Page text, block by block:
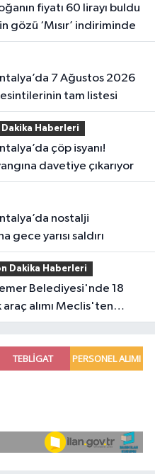
gözü ‘Mısır’ indiriminde
tam listesi
Dakika Haberleri
davetiye çıkarıyor
gece yarısı saldırı
Dakika Haberleri
araç alımı Meclis'ten